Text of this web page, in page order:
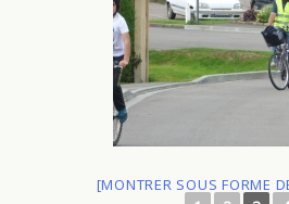
[MONTRER SOUS FORME